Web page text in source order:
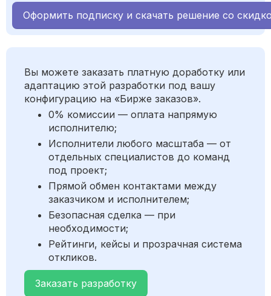
Оформить подписку и скачать решение со
Вы можете заказать платную доработку или
адаптацию этой разработки под вашу
конфигурацию на «Бирже заказов».
0% комиссии — оплата напрямую
исполнителю;
Исполнители любого масштаба — от
отдельных специалистов до команд
под проект;
Прямой обмен контактами между
заказчиком и исполнителем;
Безопасная сделка — при
необходимости;
Рейтинги, кейсы и прозрачная система
откликов.
Заказать разработку